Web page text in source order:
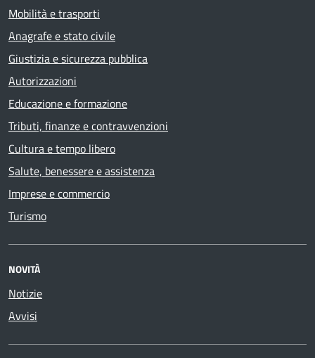
Mobilità e trasporti
Anagrafe e stato civile
Giustizia e sicurezza pubblica
Autorizzazioni
Educazione e formazione
Tributi, finanze e contravvenzioni
Cultura e tempo libero
Salute, benessere e assistenza
Imprese e commercio
Turismo
NOVITÀ
Notizie
Avvisi